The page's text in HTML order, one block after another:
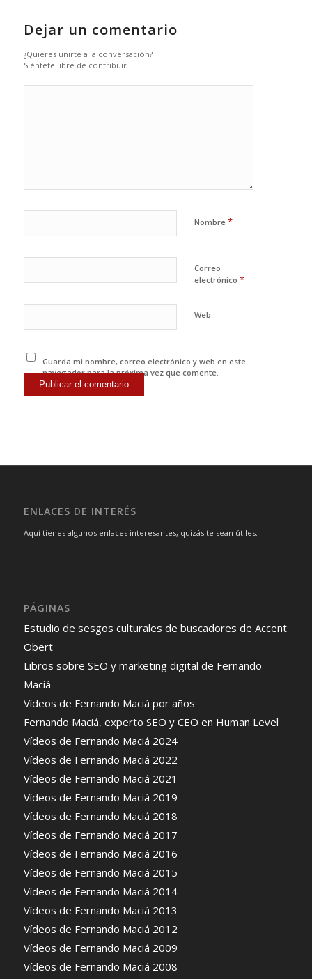
Dejar un comentario
¿Quieres unirte a la conversación?
Siéntete libre de contribuir
Nombre *
Correo
electrónico *
Web
Guarda mi nombre, correo electrónico y web en este
navegador para la próxima vez que comente.
ENLACES DE INTERÉS
Aquí tienes algunos enlaces interesantes, quizás te sean útiles.
PÁGINAS
Estudio de sesgos culturales de buscadores de Accent
Obert
Libros sobre SEO y marketing digital de Fernando
Maciá
Vídeos de Fernando Maciá por años
Fernando Maciá, experto SEO y CEO en Human Level
Vídeos de Fernando Maciá 2024
Vídeos de Fernando Maciá 2022
Vídeos de Fernando Maciá 2021
Vídeos de Fernando Maciá 2019
Vídeos de Fernando Maciá 2018
Vídeos de Fernando Maciá 2017
Vídeos de Fernando Maciá 2016
Vídeos de Fernando Maciá 2015
Vídeos de Fernando Maciá 2014
Vídeos de Fernando Maciá 2013
Vídeos de Fernando Maciá 2012
Vídeos de Fernando Maciá 2009
Vídeos de Fernando Maciá 2008